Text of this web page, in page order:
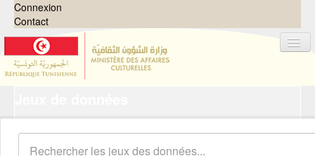
Connexion
Contact
Organisations
Groupes